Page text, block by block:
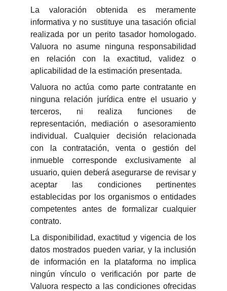
La valoración obtenida es meramente
informativa y no sustituye una tasación oficial
realizada por un perito tasador homologado.
Valuora no asume ninguna responsabilidad
en relación con la exactitud, validez o
aplicabilidad de la estimación presentada.
Valuora no actúa como parte contratante en
ninguna relación jurídica entre el usuario y
terceros, ni realiza funciones de
representación, mediación o asesoramiento
individual. Cualquier decisión relacionada
con la contratación, venta o gestión del
inmueble corresponde exclusivamente al
usuario, quien deberá asegurarse de revisar y
aceptar las condiciones pertinentes
establecidas por los organismos o entidades
competentes antes de formalizar cualquier
contrato.
La disponibilidad, exactitud y vigencia de los
datos mostrados pueden variar, y la inclusión
de información en la plataforma no implica
ningún vínculo o verificación por parte de
Valuora respecto a las condiciones ofrecidas